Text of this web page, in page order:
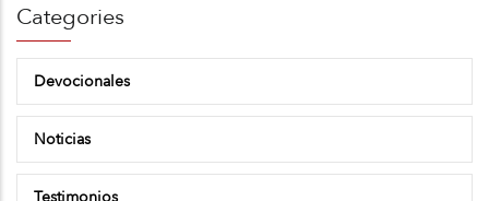
Categories
Devocionales
Noticias
Testimonios